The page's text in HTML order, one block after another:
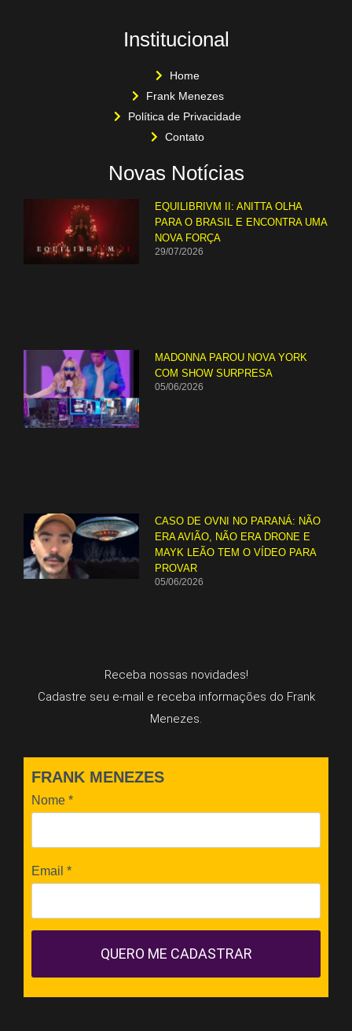
Institucional
Home
Frank Menezes
Política de Privacidade
Contato
Novas Notícias
EQUILIBRIVM II: ANITTA OLHA
PARA O BRASIL E ENCONTRA UMA
NOVA FORÇA
29/07/2026
MADONNA PAROU NOVA YORK
COM SHOW SURPRESA
05/06/2026
CASO DE OVNI NO PARANÁ: NÃO
ERA AVIÃO, NÃO ERA DRONE E
MAYK LEÃO TEM O VÍDEO PARA
PROVAR
05/06/2026
Receba nossas novidades!
Cadastre seu e-mail e receba informações do Frank
Menezes.
FRANK MENEZES
Nome *
Email *
QUERO ME CADASTRAR